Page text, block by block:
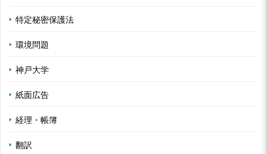
特定秘密保護法
環境問題
神戸大学
紙面広告
経理・帳簿
翻訳